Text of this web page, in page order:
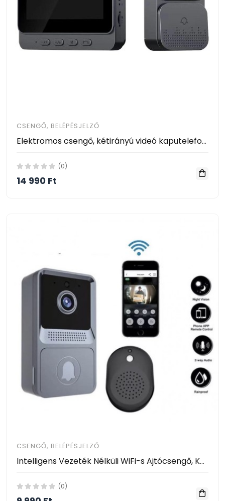
CSENGŐ, BELÉPÉSJELZŐ
Elektromos csengő, kétirányú videó kaputelefon, infravörös éjjellátó, 4,3 hüvelykes képernyő 1080P 2,4G
(0)
14 990 Ft
CSENGŐ, BELÉPÉSJELZŐ
Intelligens Vezeték Nélküli WiFi-s Ajtócsengő, Kaputelefon HD Kamerával
(0)